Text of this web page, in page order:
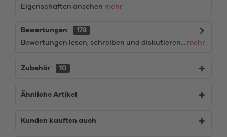
Eigenschaften ansehen mehr
Bewertungen
178
Bewertungen lesen, schreiben und diskutieren... mehr
Zubehör 10
Ähnliche Artikel
Kunden kauften auch